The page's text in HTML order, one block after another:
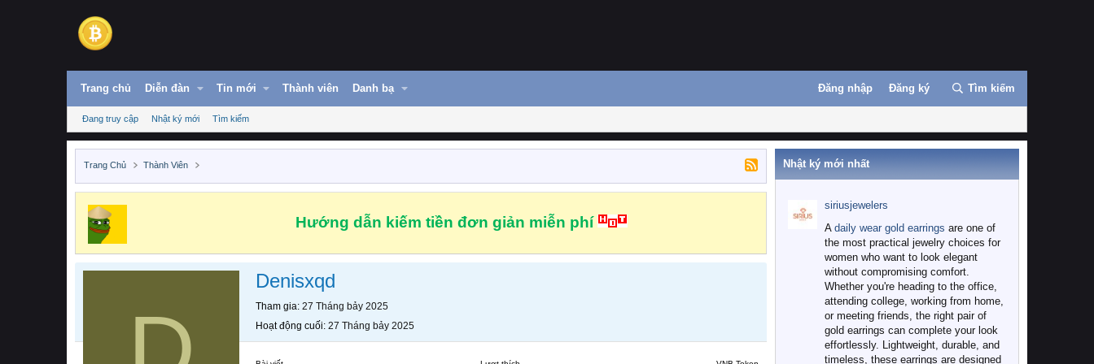
Trang chủ Diễn đàn Tin mới Thành viên Danh bạ Đăng nhập Đăng ký Tìm kiếm
Đang truy cập Nhật ký mới Tìm kiếm
Trang Chủ Thành Viên
Hướng dẫn kiếm tiền đơn giản miễn phí
Denisxqd
Tham gia 27 Tháng bảy 2025
Hoạt động cuối 27 Tháng bảy 2025
Nhật ký mới nhất
siriusjewelers
A daily wear gold earrings are one of
the most practical jewelry choices for
women who want to look elegant
without compromising comfort.
Whether you're heading to the office,
attending college, working from home,
or meeting friends, the right pair of
gold earrings can complete your look
effortlessly. Lightweight, durable, and
timeless, these earrings are designed